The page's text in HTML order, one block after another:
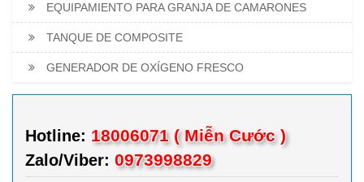
EQUIPAMIENTO PARA GRANJA DE CAMARONES
TANQUE DE COMPOSITE
GENERADOR DE OXÍGENO FRESCO
Hotline: 18006071 ( Miễn Cước )
Zalo/Viber: 0973998829